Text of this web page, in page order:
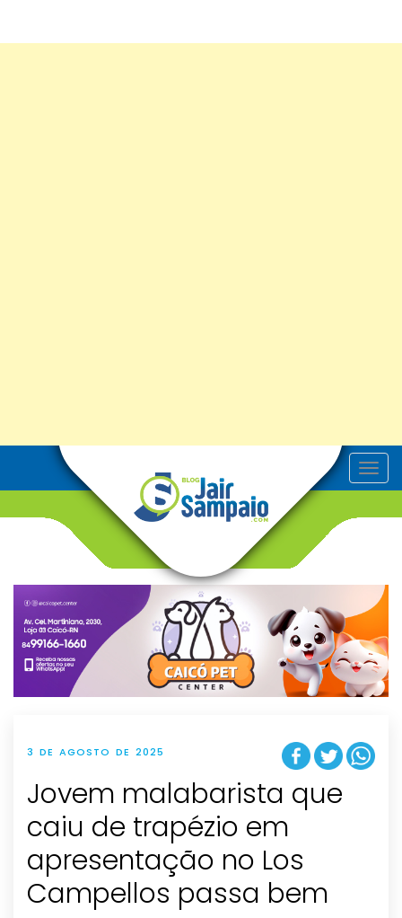
T
o
v
g
t
i
o
n
3 DE AGOSTO DE 2025
Jovem malabarista que
caiu de trapézio em
apresentação no Los
Campellos passa bem